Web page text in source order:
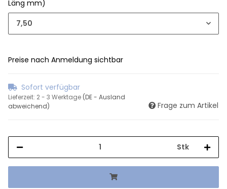
Läng mm)
7,50
Preise nach Anmeldung sichtbar
Sofort verfügbar
Lieferzeit: 2 - 3 Werktage (DE - Ausland
abweichend)
Frage zum Artikel
Stk